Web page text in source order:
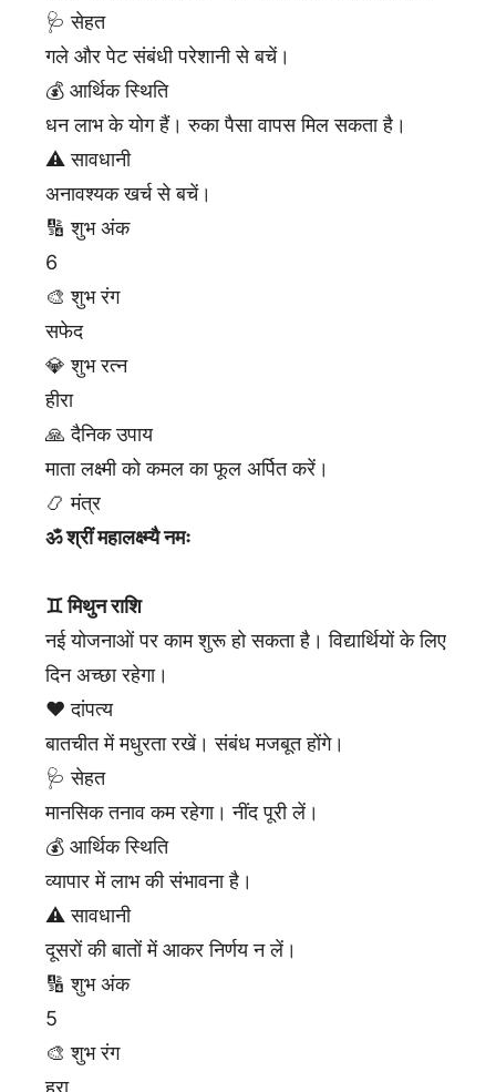
🩺 सेहत
गले और पेट संबंधी परेशानी से बचें।
💰 आर्थिक स्थिति
धन लाभ के योग हैं। रुका पैसा वापस मिल सकता है।
⚠️ सावधानी
अनावश्यक खर्च से बचें।
🔢 शुभ अंक
6
🎨 शुभ रंग
सफेद
💎 शुभ रत्न
हीरा
🙏 दैनिक उपाय
माता लक्ष्मी को कमल का फूल अर्पित करें।
📿 मंत्र
ॐ श्रीं महालक्ष्म्यै नमः
♊ मिथुन राशि
नई योजनाओं पर काम शुरू हो सकता है। विद्यार्थियों के लिए
दिन अच्छा रहेगा।
❤️ दांपत्य
बातचीत में मधुरता रखें। संबंध मजबूत होंगे।
🩺 सेहत
मानसिक तनाव कम रहेगा। नींद पूरी लें।
💰 आर्थिक स्थिति
व्यापार में लाभ की संभावना है।
⚠️ सावधानी
दूसरों की बातों में आकर निर्णय न लें।
🔢 शुभ अंक
5
🎨 शुभ रंग
हरा